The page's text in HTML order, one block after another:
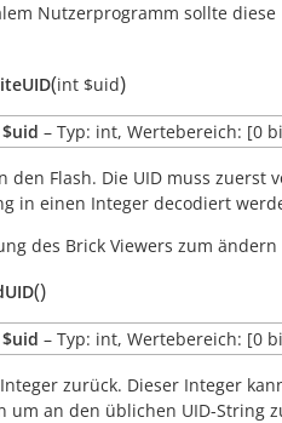
Nutzerprogramm sollte diese
(int $uid)
$uid – Typ: int, Wertebereich: [0
den Flash. Die UID muss zuerst
in einen Integer decodiert
des Brick Viewers zum ändern
()
$uid – Typ: int, Wertebereich: [0
zurück. Dieser Integer
um an den üblichen UID-String